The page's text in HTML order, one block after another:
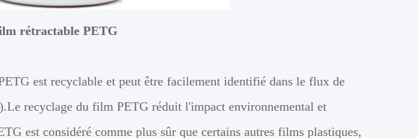
rétractable PETG
est recyclable et peut être facilement identifié dans le flux de
recyclage du film PETG réduit l'impact environnemental et
est considéré comme plus sûr que certains autres films plastiques,